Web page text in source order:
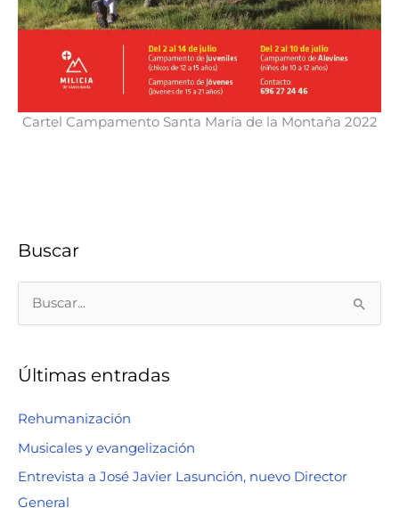
Cartel Campamento Santa María de la Montaña 2022
Buscar
c
r
p
o
r
Últimas entradas
Rehumanización
Musicales y evangelización
Entrevista a José Javier Lasunción, nuevo Director
General